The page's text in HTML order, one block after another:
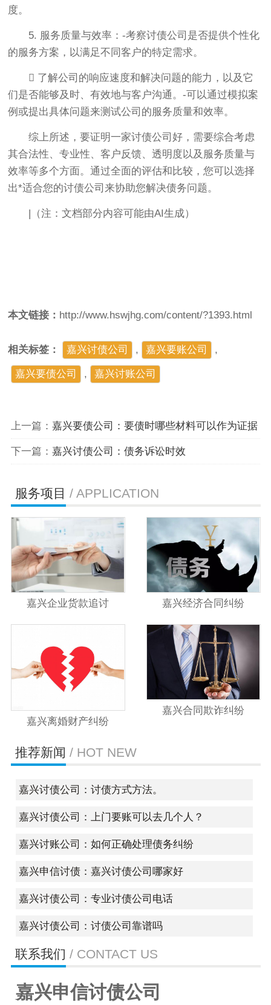
度。
5. 服务质量与效率：-考察讨债公司是否提供个性化
的服务方案，以满足不同客户的特定需求。
 了解公司的响应速度和解决问题的能力，以及它
们是否能够及时、有效地与客户沟通。-可以通过模拟案
例或提出具体问题来测试公司的服务质量和效率。
综上所述，要证明一家讨债公司好，需要综合考虑
其合法性、专业性、客户反馈、透明度以及服务质量与
效率等多个方面。通过全面的评估和比较，您可以选择
出*适合您的讨债公司来协助您解决债务问题。
|（注：文档部分内容可能由AI生成）
本文链接： http://www.hswjhg.com/content/?1393.html
相关标签： 嘉兴讨债公司 , 嘉兴要账公司 ,
嘉兴要债公司 , ​嘉兴讨账公司
上一篇： 嘉兴要债公司：要债时哪些材料可以作为证据
下一篇： 嘉兴讨债公司：债务诉讼时效
服务项目 / APPLICATION
嘉兴企业货款追讨 嘉兴经济合同纠纷
嘉兴离婚财产纠纷
嘉兴合同欺诈纠纷
推荐新闻 / HOT NEW
嘉兴讨债公司：讨债方式方法。
嘉兴讨债公司：上门要账可以去几个人？
嘉兴讨账公司：如何正确处理债务纠纷
嘉兴申信讨债：嘉兴讨债公司哪家好
嘉兴讨债公司：专业讨债公司电话
嘉兴讨债公司：讨债公司靠谱吗
联系我们 / CONTACT US
嘉兴申信讨债公司